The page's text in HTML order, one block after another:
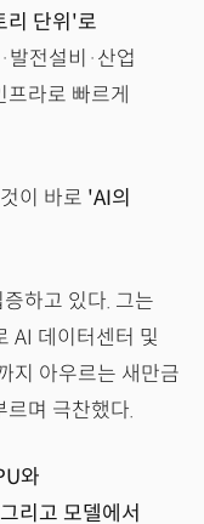
리 단위'로
발전설비·산업
라로 빠르게
이 바로 'AI의
하고 있다. 그는
AI 데이터센터 및
지 아우르는 새만금
며 극찬했다.
와
리고 모델에서